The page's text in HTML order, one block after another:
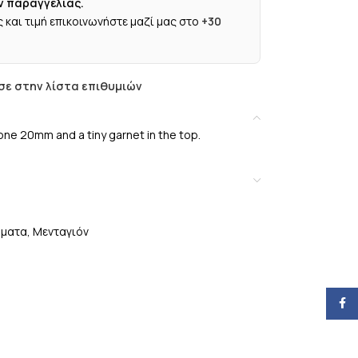
τιμή επικοινωνήστε μαζί μας στο +30
στην λίστα επιθυμιών
20mm and a tiny garnet in the top.
, Μενταγιόν